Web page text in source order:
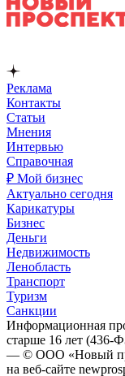
Реклама
Контакты
Статьи
Мнения
Интервью
Справочная
₽ Мой бизнес
Актуально сегодня
Карикатуры
Бизнес
Деньги
Недвижимость
Ленобласть
Транспорт
Туризм
Санкции
Информационная
старше 16 лет (436-
— © ООО «Новый
на веб-сайте